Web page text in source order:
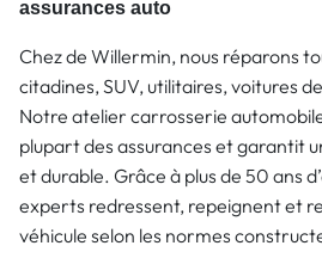
assurances auto
Chez de Willermin, nous réparons
citadines, SUV, utilitaires, voitures
Notre atelier carrosserie
plupart des assurances et garantit
et durable. Grâce à plus de 50 ans
experts redressent, repeignent et
véhicule selon les normes